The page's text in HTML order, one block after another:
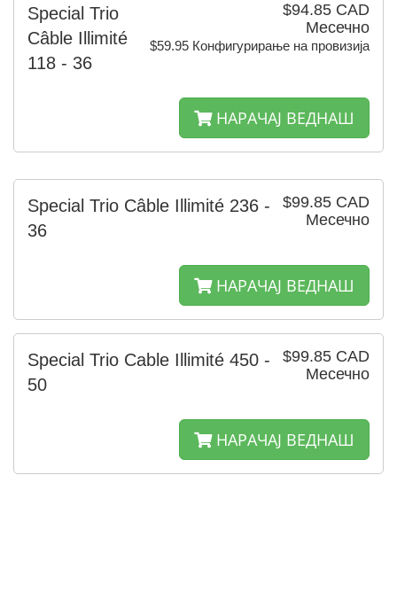
$94.85 CAD
Месечно
$59.95 Конфигурирање на провизија
Special Trio
Câble Illimité
118 - 36
НАРАЧАЈ ВЕДНАШ
$99.85 CAD
Месечно
Special Trio Câble Illimité 236 -
36
НАРАЧАЈ ВЕДНАШ
$99.85 CAD
Месечно
Special Trio Cable Illimité 450 -
50
НАРАЧАЈ ВЕДНАШ